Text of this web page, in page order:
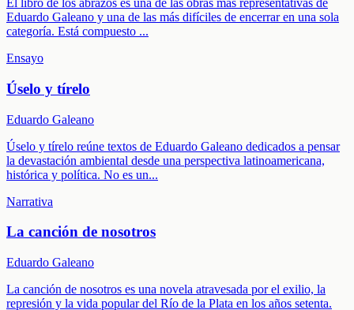
El libro de los abrazos es una de las obras más representativas de
Eduardo Galeano y una de las más difíciles de encerrar en una sola
categoría. Está compuesto ...
Ensayo
Úselo y tírelo
Eduardo Galeano
Úselo y tírelo reúne textos de Eduardo Galeano dedicados a pensar
la devastación ambiental desde una perspectiva latinoamericana,
histórica y política. No es un...
Narrativa
La canción de nosotros
Eduardo Galeano
La canción de nosotros es una novela atravesada por el exilio, la
represión y la vida popular del Río de la Plata en los años setenta.